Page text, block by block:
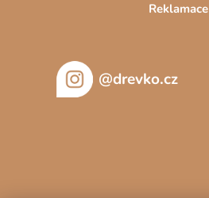
Reklamace
@drevko.cz